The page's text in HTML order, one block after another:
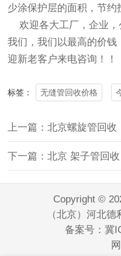
少涂保护层的面积，节约
欢迎各大工厂，企业，
我们，我们以最高的价
迎新老客户来电咨询！！
标签： 无缝管回收价格
上一篇：北京螺旋管回收
下一篇：北京 架子管回
Copyright ©
（北京）河北
备案号： 冀